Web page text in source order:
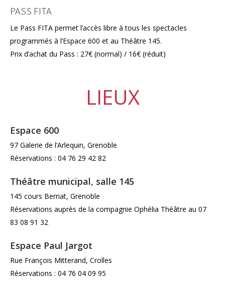
PASS FITA
Le Pass FITA permet l’accès libre à tous les spectacles
programmés à l’Espace 600 et au Théâtre 145.
Prix d’achat du Pass : 27€ (normal) / 16€ (réduit)
LIEUX
Espace 600
97 Galerie de l’Arlequin, Grenoble
Réservations : 04 76 29 42 82
Théâtre municipal, salle 145
145 cours Berriat, Grenoble
Réservations auprès de la compagnie Ophélia Théâtre au 07
83 08 91 32
Espace Paul Jargot
Rue François Mitterand, Crolles
Réservations : 04 76 04 09 95